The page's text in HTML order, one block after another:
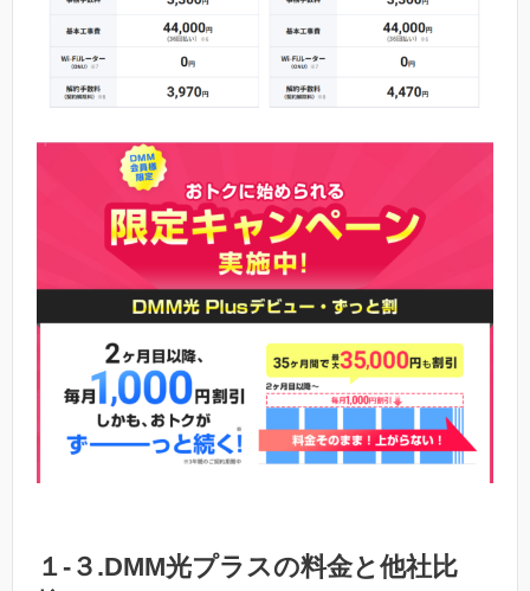
１-３.DMM光プラスの料金と他社比